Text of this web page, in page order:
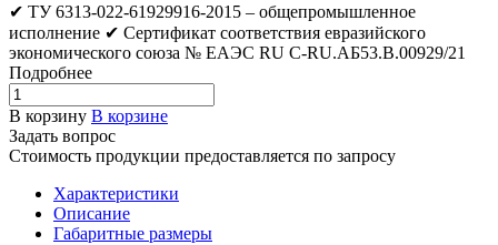
✔ ТУ 6313-022-61929916-2015 – общепромышленное
исполнение ✔ Сертификат соответствия евразийского
экономического союза № ЕАЭС RU C-RU.АБ53.В.00929/21
Подробнее
В корзину В корзине
Задать вопрос
Стоимость продукции предоставляется по запросу
Характеристики
Описание
Габаритные размеры